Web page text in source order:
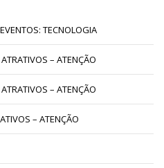
TECNOLOGIA
– ATENÇÃO
– ATENÇÃO
– ATENÇÃO